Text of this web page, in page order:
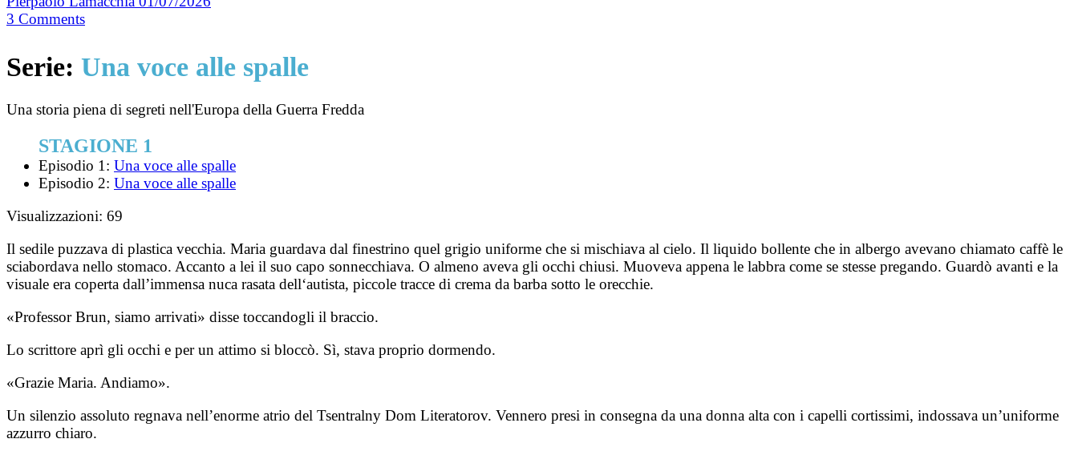
3 Comments
Serie: Una voce alle spalle
Una storia piena di segreti nell'Europa della Guerra Fredda
STAGIONE 1
Episodio 1: Una voce alle spalle
Episodio 2: Una voce alle spalle
Visualizzazioni: 69
Il sedile puzzava di plastica vecchia. Maria guardava dal finestrino quel grigio uniforme che si mischiava al cielo. Il liquido bollente che in albergo avevano chiamato caffè le
sciabordava nello stomaco. Accanto a lei il suo capo sonnecchiava. O almeno aveva gli occhi chiusi. Muoveva appena le labbra come se stesse pregando. Guardò avanti e la
visuale era coperta dall’immensa nuca rasata dell‘autista, piccole tracce di crema da barba sotto le orecchie.
«Professor Brun, siamo arrivati» disse toccandogli il braccio.
Lo scrittore aprì gli occhi e per un attimo si bloccò. Sì, stava proprio dormendo.
«Grazie Maria. Andiamo».
Un silenzio assoluto regnava nell’enorme atrio del Tsentralny Dom Literatorov. Vennero presi in consegna da una donna alta con i capelli cortissimi, indossava un’uniforme
azzurro chiaro.